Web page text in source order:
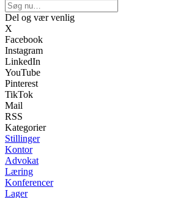
Del og vær venlig
X
Facebook
Instagram
LinkedIn
YouTube
Pinterest
TikTok
Mail
RSS
Kategorier
Stillinger
Kontor
Advokat
Læring
Konferencer
Lager